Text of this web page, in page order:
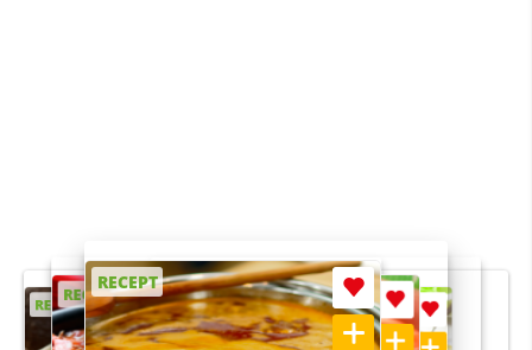
RECEPT
RECEPT
RECEPT
RECEPT
RECEPT